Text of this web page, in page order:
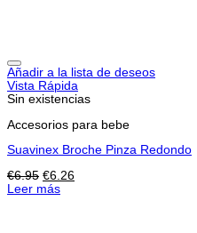
Añadir a la lista de deseos
Vista Rápida
Sin existencias
Accesorios para bebe
Suavinex Broche Pinza Redondo
€6.95 El
precio
€6.26El
Leer más